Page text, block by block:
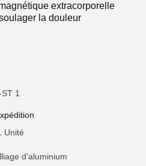
extracorporelle
la douleur
1
Unité
d'aluminium